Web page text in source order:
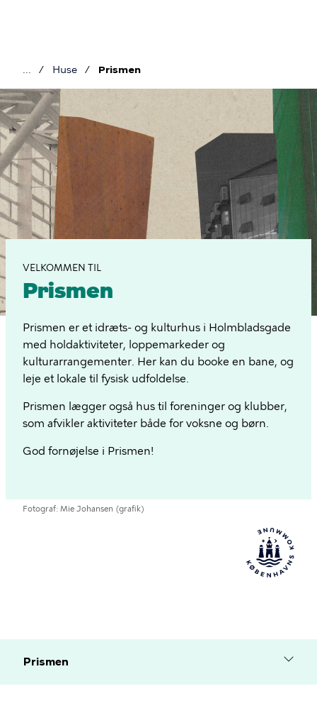
Brødkrumme
Huse Prismen
Prismen
VELKOMMEN TIL
Prismen
Prismen er et idræts- og kulturhus i Holmbladsgade
med holdaktiviteter, loppemarkeder og
kulturarrangementer. Her kan du booke en bane, og
leje et lokale til fysisk udfoldelse.
Prismen lægger også hus til foreninger og klubber,
som afvikler aktiviteter både for voksne og børn.
God fornøjelse i Prismen!
Fotograf Mie Johansen (grafik)
Prismen